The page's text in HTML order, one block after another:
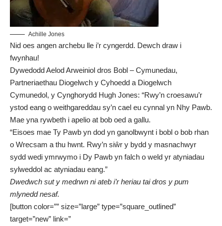
Achille Jones
Nid oes angen archebu lle i’r cyngerdd. Dewch draw i
fwynhau!
Dywedodd Aelod Arweiniol dros Bobl – Cymunedau,
Partneriaethau Diogelwch y Cyhoedd a Diogelwch
Cymunedol, y Cynghorydd Hugh Jones: “Rwy’n croesawu’r
ystod eang o weithgareddau sy’n cael eu cynnal yn Nhy Pawb.
Mae yna rywbeth i apelio at bob oed a gallu.
“Eisoes mae Ty Pawb yn dod yn ganolbwynt i bobl o bob rhan
o Wrecsam a thu hwnt. Rwy’n siŵr y bydd y masnachwyr
sydd wedi ymrwymo i Dy Pawb yn falch o weld yr atyniadau
sylweddol ac atyniadau eang.”
Dwedwch sut y medrwn ni ateb i’r heriau tai dros y pum
mlynedd nesaf.
[button color=”” size=”large” type=”square_outlined”
target=”new” link=”